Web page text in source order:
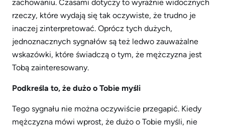
zachowaniu. Czasami dotyczy to wyraźnie widocznych
rzeczy, które wydają się tak oczywiste, że trudno je
inaczej zinterpretować. Oprócz tych dużych,
jednoznacznych sygnałów są też ledwo zauważalne
wskazówki, które świadczą o tym, że mężczyzna jest
Tobą zainteresowany.
Podkreśla to, że dużo o Tobie myśli
Tego sygnału nie można oczywiście przegapić. Kiedy
mężczyzna mówi wprost, że dużo o Tobie myśli, nie